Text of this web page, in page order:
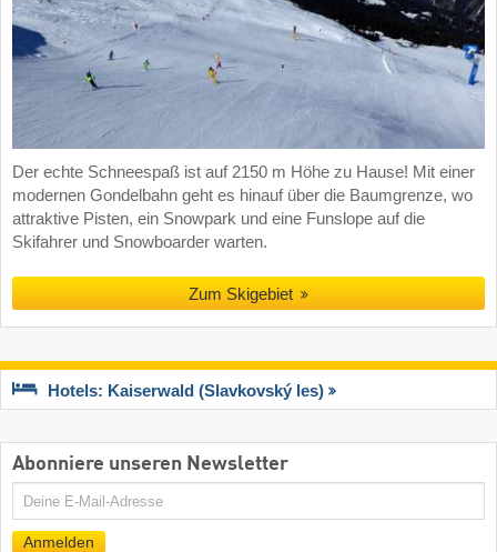
Der echte Schneespaß ist auf 2150 m Höhe zu Hause! Mit einer
modernen Gondelbahn geht es hinauf über die Baumgrenze, wo
attraktive Pisten, ein Snowpark und eine Funslope auf die
Skifahrer und Snowboarder warten.
Zum Skigebiet
Hotels: Kaiserwald (Slavkovský les)
Abonniere unseren Newsletter
E-
Anmelden